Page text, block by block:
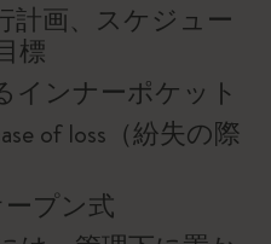
計画、スケジュー
標
インナーポケット
of loss（紛失の際
プン式